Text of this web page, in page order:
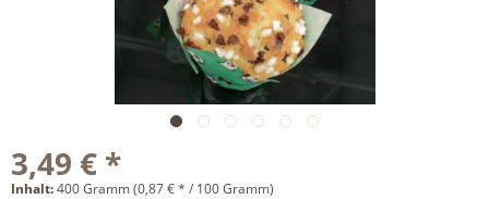
3,49 € *
Inhalt:400 Gramm (0,87 € * / 100 Gramm)